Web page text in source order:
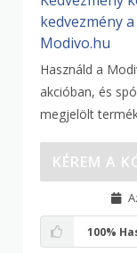
kedvezmény
Modivo.hu
Használd a
akcióban, és
megjelölt
KÉREM A
100%